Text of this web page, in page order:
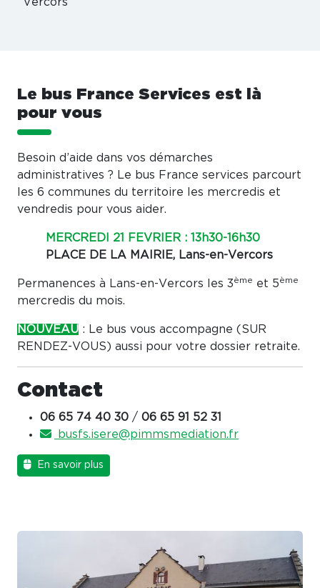
Vercors
Le bus France Services est là
pour vous
Besoin d’aide dans vos démarches
administratives ? Le bus France services parcourt
les 6 communes du territoire les mercredis et
vendredis pour vous aider.
MERCREDI 21 FEVRIER : 13h30-16h30
PLACE DE LA MAIRIE, Lans-en-Vercors
Permanences à Lans-en-Vercors les 3ème et 5ème
mercredis du mois.
NOUVEAU : Le bus vous accompagne (SUR
RENDEZ-VOUS) aussi pour votre dossier retraite.
Contact
06 65 74 40 30 / 06 65 91 52 31
busfs.isere@pimmsmediation.fr
En savoir plus